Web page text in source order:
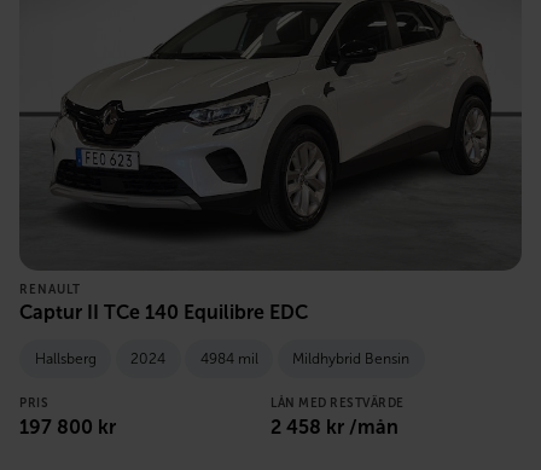
RENAULT
Captur II TCe 140 Equilibre EDC
Hallsberg 2024 4984 mil Mildhybrid Bensin
PRIS
197 800 kr
LÅN MED RESTVÄRDE
2 458 kr /mån